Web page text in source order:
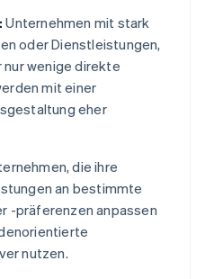
Unternehmen mit stark
oder Dienstleistungen,
wenige direkte
mit einer
eher
die ihre
an bestimmte
-präferenzen anpassen
nutzen.